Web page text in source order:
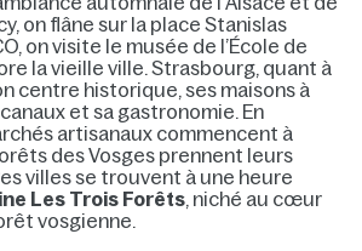
on flâne sur la place Stanislas
on visite le musée de l’École de
la vieille ville. Strasbourg, quant à
centre historique, ses maisons à
et sa gastronomie. En
artisanaux commencent à
des Vosges prennent leurs
villes se trouvent à une heure
Les Trois Forêts , niché au cœur
vosgienne.